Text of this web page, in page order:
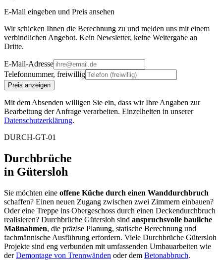
E-Mail eingeben und Preis ansehen
Wir schicken Ihnen die Berechnung zu und melden uns mit einem
verbindlichen Angebot. Kein Newsletter, keine Weitergabe an
Dritte.
E-Mail-Adresse
Telefonnummer, freiwillig
Preis anzeigen
Mit dem Absenden willigen Sie ein, dass wir Ihre Angaben zur
Bearbeitung der Anfrage verarbeiten. Einzelheiten in unserer
Datenschutzerklärung.
DURCH-GT-01
Durchbrüche
in Gütersloh
Sie möchten eine offene Küche durch einen Wanddurchbruch
schaffen? Einen neuen Zugang zwischen zwei Zimmern einbauen?
Oder eine Treppe ins Obergeschoss durch einen Deckendurchbruch
realisieren? Durchbrüche Gütersloh sind anspruchsvolle bauliche
Maßnahmen, die präzise Planung, statische Berechnung und
fachmännische Ausführung erfordern. Viele Durchbrüche Gütersloh
Projekte sind eng verbunden mit umfassenden Umbauarbeiten wie
derDemontage von Trennwänden oder dem Betonabbruch.